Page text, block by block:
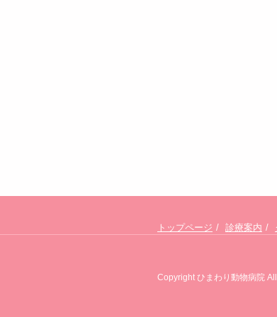
トップページ 診療案内
Copyright ひまわり動物病院